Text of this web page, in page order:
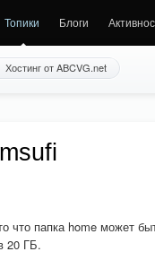
Топики Блоги
Хостинг от ABCVG.net
что папка home может
20 ГБ.